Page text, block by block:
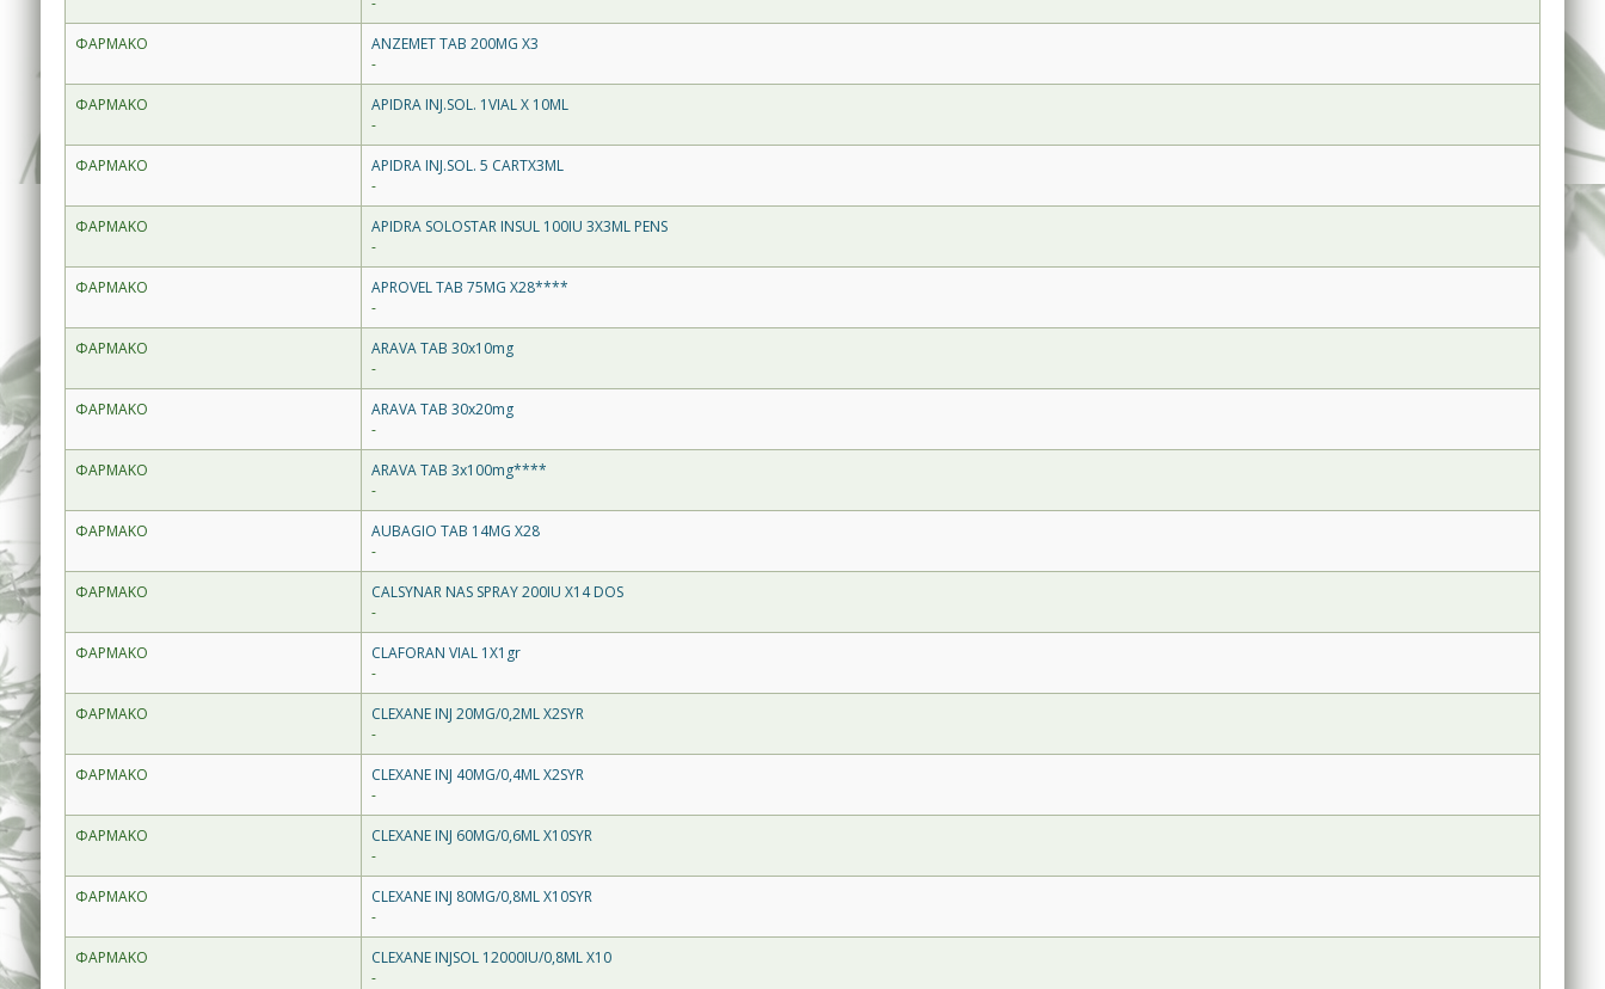
ΦΑΡΜΑΚΟ
ANZEMET TAB 200MG X3
-
ΦΑΡΜΑΚΟ
APIDRA INJ.SOL. 1VIAL X 10ML
-
ΦΑΡΜΑΚΟ
APIDRA INJ.SOL. 5 CARTX3ML
-
ΦΑΡΜΑΚΟ
APIDRA SOLOSTAR INSUL 100IU 3X3ML PENS
-
ΦΑΡΜΑΚΟ
APROVEL TAB 75MG X28****
-
ΦΑΡΜΑΚΟ
ARAVA TAB 30x10mg
-
ΦΑΡΜΑΚΟ
ARAVA TAB 30x20mg
-
ΦΑΡΜΑΚΟ
ARAVA TAB 3x100mg****
-
ΦΑΡΜΑΚΟ
AUBAGIO TAB 14MG X28
-
ΦΑΡΜΑΚΟ
CALSYNAR NAS SPRAY 200IU X14 DOS
-
ΦΑΡΜΑΚΟ
CLAFORAN VIAL 1X1gr
-
ΦΑΡΜΑΚΟ
CLEXANE INJ 20MG/0,2ML X2SYR
-
ΦΑΡΜΑΚΟ
CLEXANE INJ 40MG/0,4ML X2SYR
-
ΦΑΡΜΑΚΟ
CLEXANE INJ 60MG/0,6ML X10SYR
-
ΦΑΡΜΑΚΟ
CLEXANE INJ 80MG/0,8ML X10SYR
-
ΦΑΡΜΑΚΟ
CLEXANE INJSOL 12000IU/0,8ML X10
-